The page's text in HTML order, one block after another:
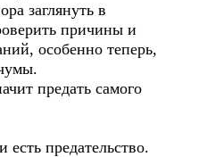
заглянуть в
причины и
особенно теперь,
предать самого
предательство.